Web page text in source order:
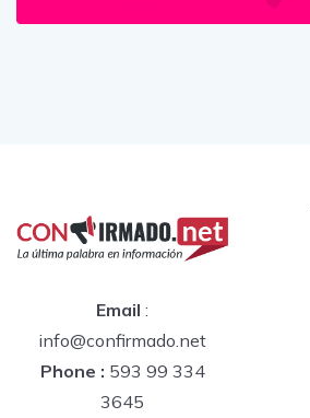
Email :
info@confirmado.net
Phone : 593 99 334
3645